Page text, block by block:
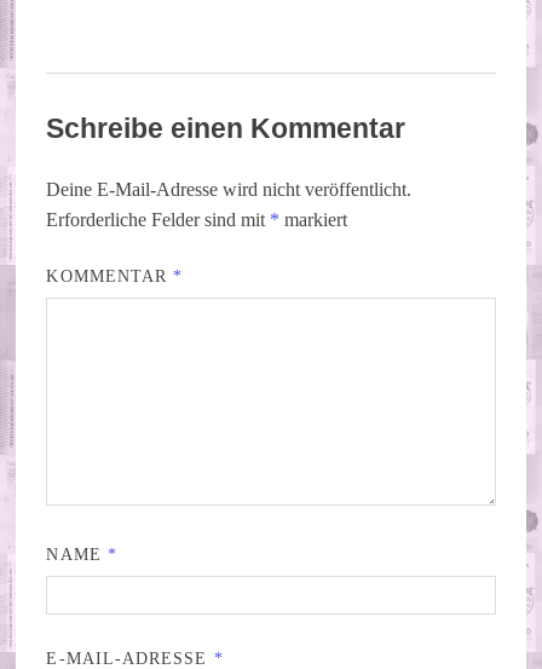
Schreibe einen Kommentar
Deine E-Mail-Adresse wird nicht veröffentlicht.
Erforderliche Felder sind mit * markiert
KOMMENTAR *
NAME *
E-MAIL-ADRESSE *